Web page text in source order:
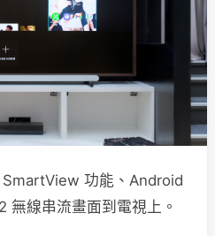
功能、Android
無線串流畫面到電視上。